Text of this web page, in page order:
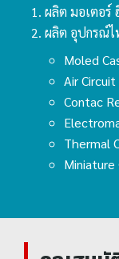
ผลิต มอเตอร์
ผลิต อุปกรณ์
Moled
Air
Contac
Thermal
Miniature